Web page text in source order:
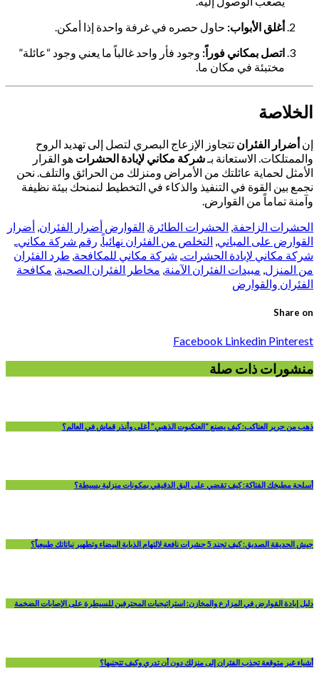
أغلق الأبواب: حاول حصره في غرفة واحدة إذا أمكن.
اتصل بمكاني فوراً: وجود فأر واحد غالباً ما يعني وجود “عائلة”
مختبئة في مكان ما.
الخلاصة
إنأضرار الفئران تتجاوز الإزعاج البصري لتصل إلى تهديد الروح
والممتلكات. الاستعانة بـ شركة مكاني لإبادة الحشرات هو القرار
الأمثل لحماية عائلتك من الأمراض ومنزلك من الحرائق والتلف. نحن
نجمع بين القوة في التنفيذ والذكاء في التخطيط لنمنحك بيئة نظيفة
وآمنة تماماً من القوارض.
الحشرات الزاحفة الحشرات الطائرة القوارض أضرار الفئران أضرار
القوارض على المباني التخلص من الفئران نهائياً, رقم شركة مكاني.
شركة مكاني لإبادة الحشرات. شركة مكاني للمكافحة طرد الفئران
من المنزل مبيدات الفئران الآمنة مخاطر الفئران الصحية مكافحة
الفئران والقوارض
Share on
Facebook Linkedin Pinterest
منشورات ذات صلة
ذهب من حرير العناكب: كيف يصنع “العنكبوت الذهبي” أغلى وأنذر قماش في العالم؟
أسلحة مطبخك الفتاكة: كيف تقضي على البق الدقيقي بمكونات منزلية بسيطة؟
جيش الحديقة الصديق: كيف تجند 5 حشرات نافعة لالتهام الذبابة البيضاء وتطهير نباتاتك طبيعياً؟
دليل إبادة القوارض في المزارع والمخازن: استراتيجيات المحترفين للسيطرة على الإصابات الضخمة
أشياء غير متوقعة تجذب الفئران إلى منزلك دون أن تدري وكيف تتجنبها؟